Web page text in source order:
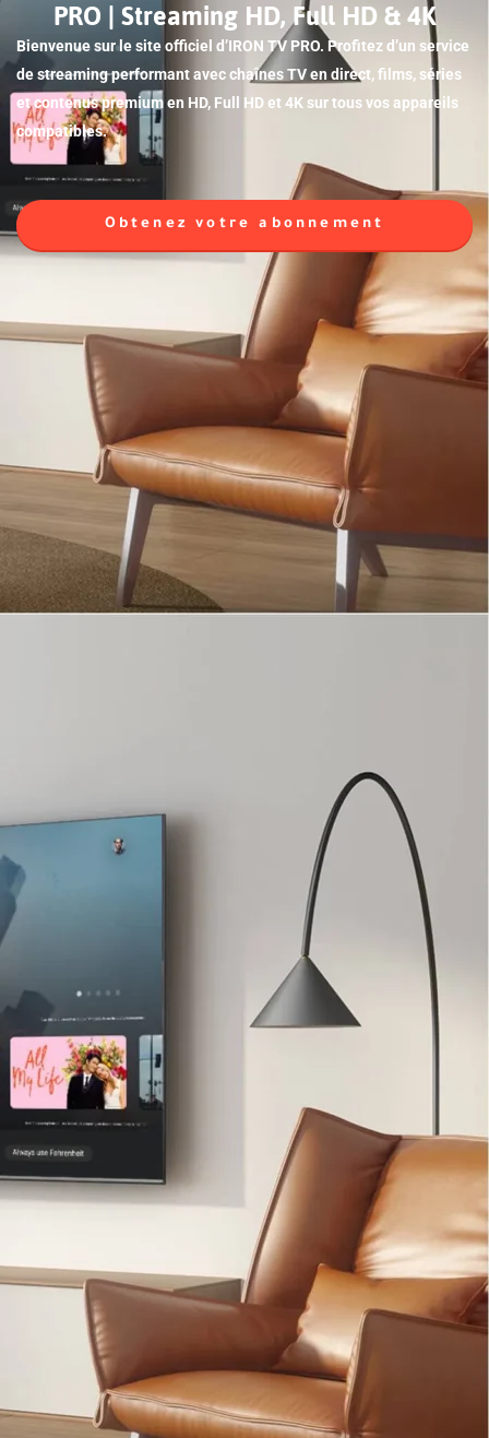
PRO | Streaming HD, Full HD & 4K
Bienvenue sur le site officiel d’IRON TV PRO. Profitez d’un service
de streaming performant avec chaînes TV en direct, films, séries
et contenus premium en HD, Full HD et 4K sur tous vos appareils
compatibles.
Obtenez votre abonnement